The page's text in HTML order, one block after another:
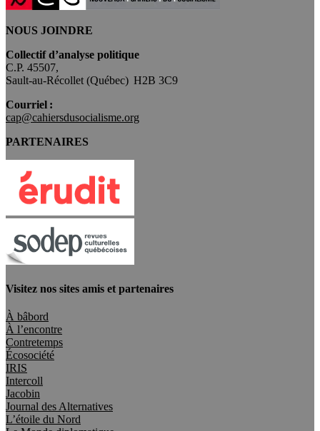
NOUS JOINDRE
Collectif d’analyse politique
C.P. 45507,
Sault-au-Récollet (Québec) H2B 3C9
Courriel :
cap@cahiersdusocialisme.org
PARTENAIRES
Visitez nos sites amis et partenaires
À bâbord
À l’encontre
Contretemps
Écosociété
IRIS
Intercoll
Jacobin
Journal des Alternatives
L’étoile du Nord